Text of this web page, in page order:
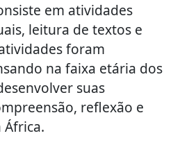
em atividades
leitura de textos e
foram
na faixa etária dos
suas
reflexão e
África.